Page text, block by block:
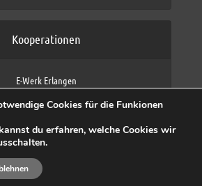
Kooperationen
E-Werk Erlangen
Fraunhofer IIS
max neo (AFK max)
© 2026 by funklust, FAU
Cookies für die Funkionen
kannst du erfahren, welche Cookies wir